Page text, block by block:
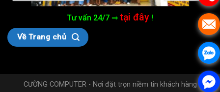
Tư vấn 24/7 ⇒ tại đây !
Về Trang chủ
CƯỜNG COMPUTER - Nơi đặt trọn niềm tin khách hàng